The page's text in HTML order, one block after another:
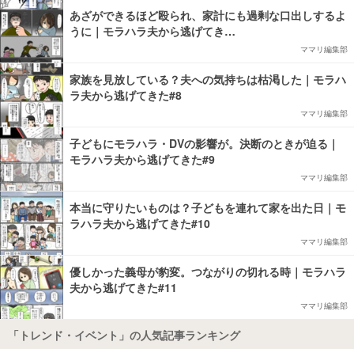
あざができるほど殴られ、家計にも過剰な口出しするよ
うに｜モラハラ夫から逃げてき…
ママリ編集部
家族を見放している？夫への気持ちは枯渇した｜モラハ
ラ夫から逃げてきた#8
ママリ編集部
子どもにモラハラ・DVの影響が。決断のときが迫る｜
モラハラ夫から逃げてきた#9
ママリ編集部
本当に守りたいものは？子どもを連れて家を出た日｜モ
ラハラ夫から逃げてきた#10
ママリ編集部
優しかった義母が豹変。つながりの切れる時｜モラハラ
夫から逃げてきた#11
ママリ編集部
「トレンド・イベント」の人気記事ランキング